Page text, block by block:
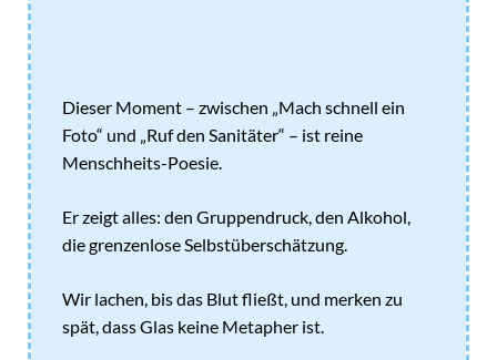
Dieser Moment – zwischen „Mach schnell ein
Foto“ und „Ruf den Sanitäter“ – ist reine
Menschheits-Poesie.
Er zeigt alles: den Gruppendruck, den Alkohol,
die grenzenlose Selbstüberschätzung.
Wir lachen, bis das Blut fließt, und merken zu
spät, dass Glas keine Metapher ist.